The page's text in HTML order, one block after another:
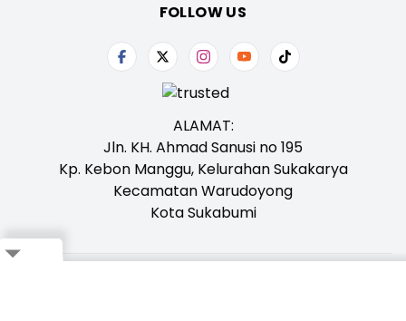
FOLLOW US
ALAMAT:
Jln. KH. Ahmad Sanusi no 195
Kp. Kebon Manggu, Kelurahan Sukakarya
Kecamatan Warudoyong
Kota Sukabumi